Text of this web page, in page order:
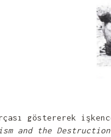
göstererek
and the